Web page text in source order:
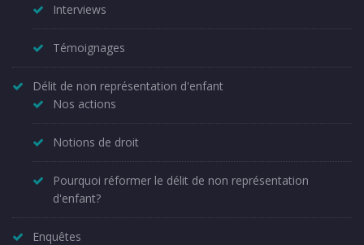
Interviews
Témoignages
Délit de non représentation d'enfant
Nos actions
Notions de droit
Pourquoi réformer le délit de non représentation
d'enfant?
Enquêtes